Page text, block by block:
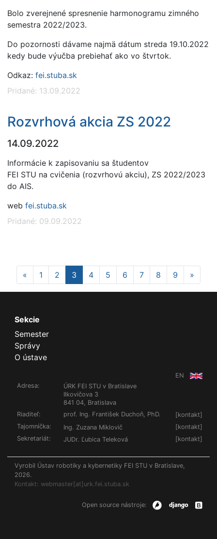
Bolo zverejnené spresnenie harmonogramu zimného
semestra 2022/2023.
Do pozornosti dávame najmä dátum streda 19.10.2022
kedy bude výučba prebiehať ako vo štvrtok.
Odkaz: fei.stuba.sk
Pridané: 13.09.2022
Rozvrhová akcia ZS 2022
14.09.2022
Informácie k zapisovaniu sa študentov
FEI STU na cvičenia (rozvrhovú akciu), ZS 2022/2023
do AIS.
web fei.stuba.sk
Pridané: 09.09.2022
« Previous
1 2 3 4 5 6 7 8 9 »
Sekcie
Semester
Správy
O ústave
EN
Adresa:
ÚRK FEI STU v Bratislave
Ilkovičova 3
841 04, Bratislava
Riaditeľ:
prof. Ing. František Duchoň, PhD. [kontakt]
Tajomníčka:
Ing. Zuzana Miklovič [kontakt]
Sekretariát:
JUDr. Ľubica Teleková [kontakt]
Vyrobil Ústav robotiky a kybernetiky FEI STU v Bratislave,
2026.
Kontakt: webmaster[at]urk.fei.stuba.sk
Open source nástroje: